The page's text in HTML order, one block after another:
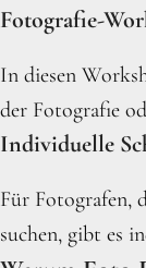
Fotografie-
In diesen
der Fotografie
Individuelle
Für Fotografen,
suchen, gibt es